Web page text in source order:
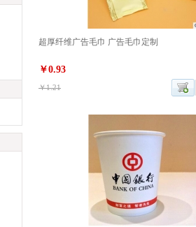
超厚纤维广告毛巾 广告毛巾定制
￥0.93
￥1.21